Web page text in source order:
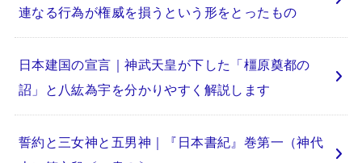
連なる行為が権威を損うという形をとったもの
日本建国の宣言｜神武天皇が下した「橿原奠都の
詔」と八紘為宇を分かりやすく解説します
誓約と三女神と五男神｜『日本書紀』巻第一（神代